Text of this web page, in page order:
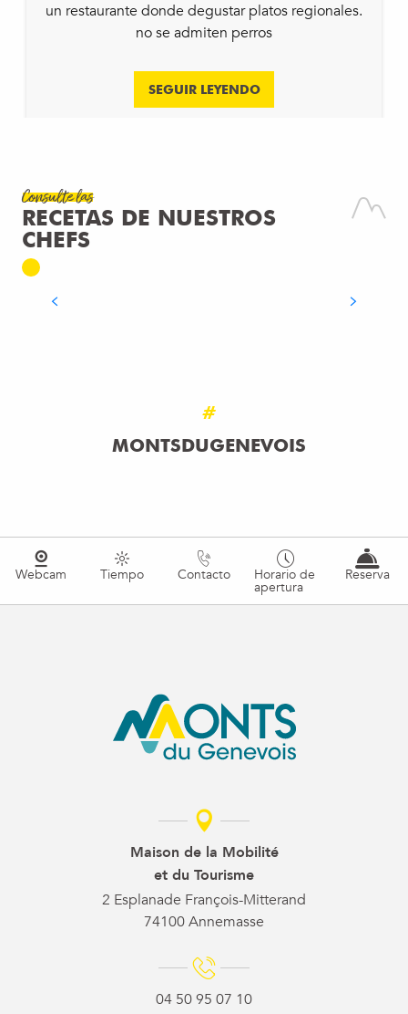
un restaurante donde degustar platos regionales.
no se admiten perros
SEGUIR LEYENDO
Consulte las
RECETAS DE NUESTROS
CHEFS
#
MONTSDUGENEVOIS
Webcam Tiempo Contacto Horario de
apertura
Reserva
Maison de la Mobilité
et du Tourisme
2 Esplanade François-Mitterand
74100 Annemasse
04 50 95 07 10